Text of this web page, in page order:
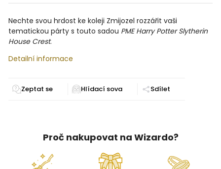
Nechte svou hrdost ke koleji Zmijozel rozzářit vaši
tematickou párty s touto sadou PME Harry Potter Slytherin
House Crest.
Detailní informace
Zeptat se Sdílet
Proč nakupovat na Wizardo?